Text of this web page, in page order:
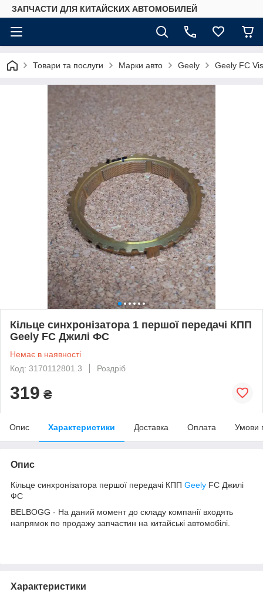
ЗАПЧАСТИ ДЛЯ КИТАЙСКИХ АВТОМОБИЛЕЙ
Товари та послуги Марки авто Geely Geely FC
Кільце синхронізатора 1 першої передачі КПП
Geely FC Джилі ФС
Немає в наявності
Код: 3170112801.3
Роздріб
319 ₴
Опис Характеристики Доставка Оплата Умови
Опис
Кільце синхронізатора першої передачі КПП Geely FC Джилі
ФС
BELBOGG - На даний момент до складу компанії входять
напрямок по продажу запчастин на китайські автомобілі.
Характеристики